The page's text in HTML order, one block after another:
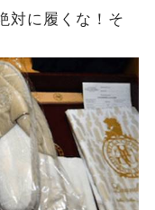
対に履くな！そ